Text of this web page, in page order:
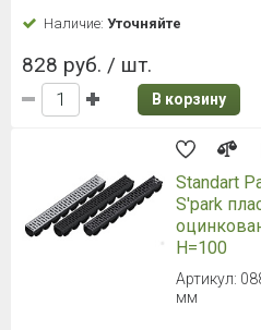
Наличие: Уточняйте
828 руб. / шт.
В корзину
Standart
S'park
H=100
Артикул:
мм